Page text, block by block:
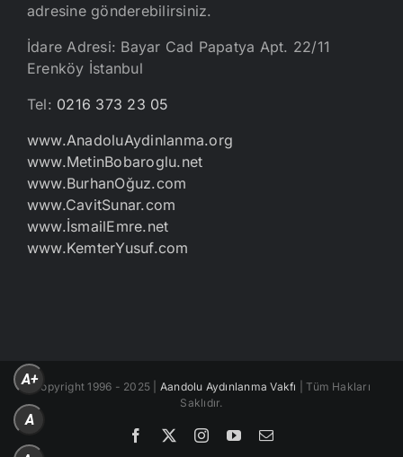
adresine gönderebilirsiniz.
İdare Adresi: Bayar Cad Papatya Apt. 22/11
Erenköy İstanbul
Tel: 0216 373 23 05
www.AnadoluAydinlanma.org
www.MetinBobaroglu.net
www.BurhanOğuz.com
www.CavitSunar.com
www.İsmailEmre.net
www.KemterYusuf.com
Copyright 1996 - 2025 | Aandolu Aydınlanma Vakfı
| Tüm Hakları
Saklıdır.
Facebook
X Instagram
YouTube
E-
A+
A